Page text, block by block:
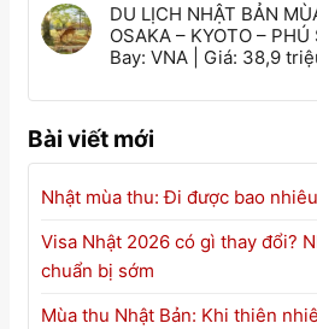
DU LỊCH NHẬT BẢN
OSAKA – KYOTO –
Bay: VNA | Giá: 38,9
Bài viết mới
Nhật mùa thu: Đi được bao
Visa Nhật 2026 có gì thay đổi?
chuẩn bị sớm
Mùa thu Nhật Bản: Khi thiên